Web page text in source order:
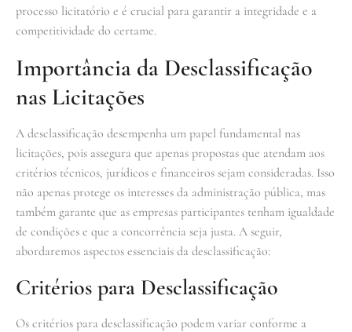
processo licitatório e é crucial para garantir a integridade e a
competitividade do certame.
Importância da Desclassificação
nas Licitações
A desclassificação desempenha um papel fundamental nas
licitações, pois assegura que apenas propostas que atendam aos
critérios técnicos, jurídicos e financeiros sejam consideradas. Isso
não apenas protege os interesses da administração pública, mas
também garante que as empresas participantes tenham igualdade
de condições e que a concorrência seja justa. A seguir,
abordaremos aspectos essenciais da desclassificação:
Critérios para Desclassificação
Os critérios para desclassificação podem variar conforme a